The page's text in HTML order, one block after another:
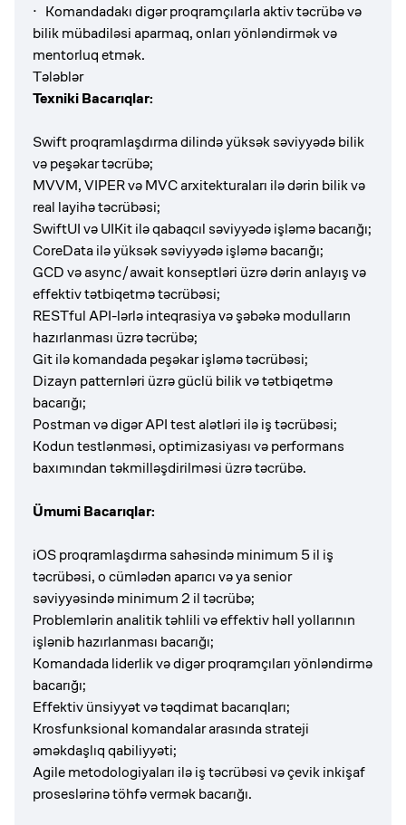
· Komandadakı digər proqramçılarla aktiv təcrübə və
bilik mübadiləsi aparmaq, onları yönləndirmək və
mentorluq etmək.
Tələblər
Texniki Bacarıqlar:
Swift proqramlaşdırma dilində yüksək səviyyədə bilik
və peşəkar təcrübə;
MVVM, VIPER və MVC arxitekturaları ilə dərin bilik və
real layihə təcrübəsi;
SwiftUI və UIKit ilə qabaqcıl səviyyədə işləmə bacarığı;
CoreData ilə yüksək səviyyədə işləmə bacarığı;
GCD və async/await konseptləri üzrə dərin anlayış və
effektiv tətbiqetmə təcrübəsi;
RESTful API-lərlə inteqrasiya və şəbəkə modulların
hazırlanması üzrə təcrübə;
Git ilə komandada peşəkar işləmə təcrübəsi;
Dizayn patternləri üzrə güclü bilik və tətbiqetmə
bacarığı;
Postman və digər API test alətləri ilə iş təcrübəsi;
Kodun testlənməsi, optimizasiyası və performans
baxımından təkmilləşdirilməsi üzrə təcrübə.
Ümumi Bacarıqlar:
iOS proqramlaşdırma sahəsində minimum 5 il iş
təcrübəsi, o cümlədən aparıcı və ya senior
səviyyəsində minimum 2 il təcrübə;
Problemlərin analitik təhlili və effektiv həll yollarının
işlənib hazırlanması bacarığı;
Komandada liderlik və digər proqramçıları yönləndirmə
bacarığı;
Effektiv ünsiyyət və təqdimat bacarıqları;
Krosfunksional komandalar arasında strateji
əməkdaşlıq qabiliyyəti;
Agile metodologiyaları ilə iş təcrübəsi və çevik inkişaf
proseslərinə töhfə vermək bacarığı.